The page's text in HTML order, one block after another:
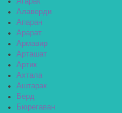
Алаверди
Апаран
Арарат
Армавир
Арташат
Артик
Ахтала
Аштарак
Берд
Бюрегаван